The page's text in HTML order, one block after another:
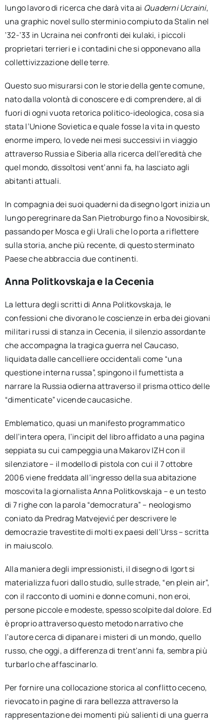
lungo lavoro di ricerca che darà vita ai Quaderni Ucraini,
una graphic novel sullo sterminio compiuto da Stalin nel
’32-’33 in Ucraina nei confronti dei kulaki, i piccoli
proprietari terrieri e i contadini che si opponevano alla
collettivizzazione delle terre.
Questo suo misurarsi con le storie della gente comune,
nato dalla volontà di conoscere e di comprendere, al di
fuori di ogni vuota retorica politico-ideologica, cosa sia
stata l’Unione Sovietica e quale fosse la vita in questo
enorme impero, lo vede nei mesi successivi in viaggio
attraverso Russia e Siberia alla ricerca dell’eredità che
quel mondo, dissoltosi vent’anni fa, ha lasciato agli
abitanti attuali.
In compagnia dei suoi quaderni da disegno Igort inizia un
lungo peregrinare da San Pietroburgo fino a Novosibirsk,
passando per Mosca e gli Urali che lo porta a riflettere
sulla storia, anche più recente, di questo sterminato
Paese che abbraccia due continenti.
Anna Politkovskaja e la Cecenia
La lettura degli scritti di Anna Politkovskaja, le
confessioni che divorano le coscienze in erba dei giovani
militari russi di stanza in Cecenia, il silenzio assordante
che accompagna la tragica guerra nel Caucaso,
liquidata dalle cancelliere occidentali come “una
questione interna russa”, spingono il fumettista a
narrare la Russia odierna attraverso il prisma ottico delle
“dimenticate” vicende caucasiche.
Emblematico, quasi un manifesto programmatico
dell’intera opera, l’incipit del libro affidato a una pagina
seppiata su cui campeggia una Makarov IZH con il
silenziatore – il modello di pistola con cui il 7 ottobre
2006 viene freddata all’ingresso della sua abitazione
moscovita la giornalista Anna Politkovskaja – e un testo
di 7 righe con la parola “democratura” – neologismo
coniato da Predrag Matvejević per descrivere le
democrazie travestite di molti ex paesi dell’Urss – scritta
in maiuscolo.
Alla maniera degli impressionisti, il disegno di Igort si
materializza fuori dallo studio, sulle strade, “en plein air”,
con il racconto di uomini e donne comuni, non eroi,
persone piccole e modeste, spesso scolpite dal dolore. Ed
è proprio attraverso questo metodo narrativo che
l’autore cerca di dipanare i misteri di un mondo, quello
russo, che oggi, a differenza di trent’anni fa, sembra più
turbarlo che affascinarlo.
Per fornire una collocazione storica al conflitto ceceno,
rievocato in pagine di rara bellezza attraverso la
rappresentazione dei momenti più salienti di una guerra